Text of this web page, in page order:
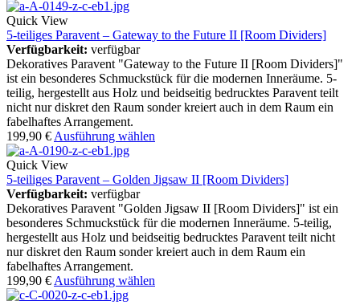
Quick View
5-teiliges Paravent – Gateway to the Future II [Room Dividers]
Verfügbarkeit: verfügbar
Dekoratives Paravent "Gateway to the Future II [Room Dividers]"
ist ein besonderes Schmuckstück für die modernen Inneräume. 5-
teilig, hergestellt aus Holz und beidseitig bedrucktes Paravent teilt
nicht nur diskret den Raum sonder kreiert auch in dem Raum ein
fabelhaftes Arrangement.
199,90 € Ausführung wählen
Quick View
5-teiliges Paravent – Golden Jigsaw II [Room Dividers]
Verfügbarkeit: verfügbar
Dekoratives Paravent "Golden Jigsaw II [Room Dividers]" ist ein
besonderes Schmuckstück für die modernen Inneräume. 5-teilig,
hergestellt aus Holz und beidseitig bedrucktes Paravent teilt nicht
nur diskret den Raum sonder kreiert auch in dem Raum ein
fabelhaftes Arrangement.
199,90 € Ausführung wählen